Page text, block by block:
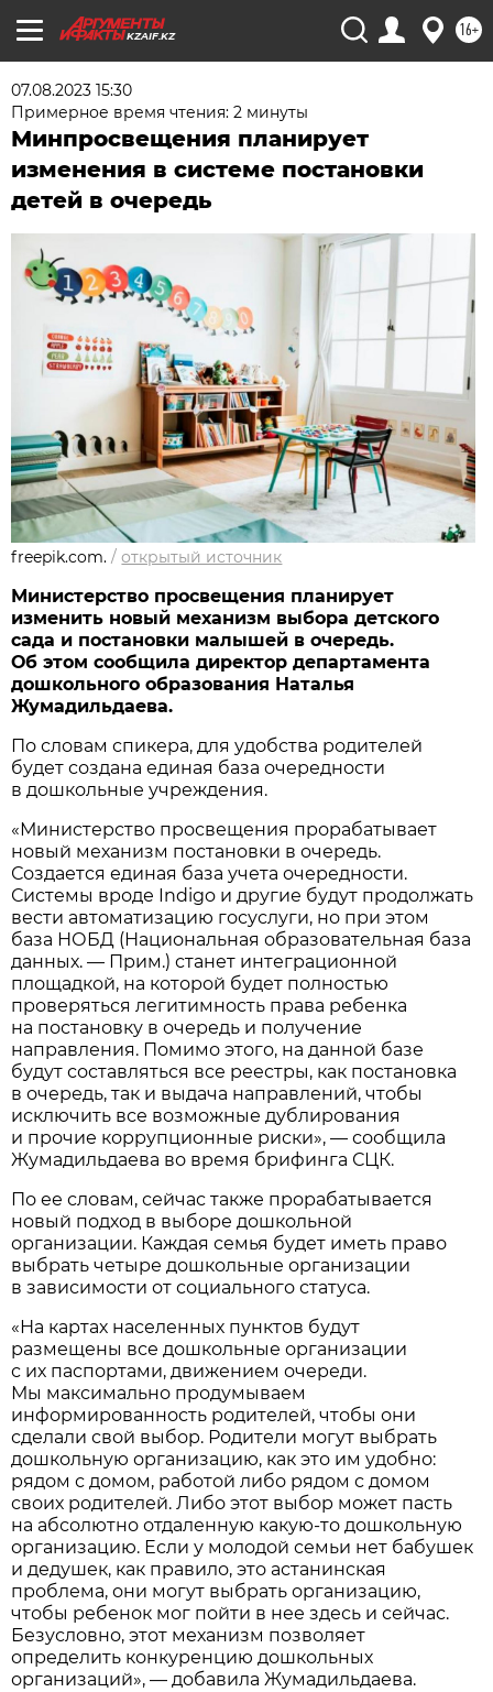
KZAIF.KZ 16+
07.08.2023 15:30
Примерное время чтения: 2 минуты
Минпросвещения планирует
изменения в системе постановки
детей в очередь
freepik.com. /открытый источник
Министерство просвещения планирует
изменить новый механизм выбора детского
сада и постановки малышей в очередь.
Об этом сообщила директор департамента
дошкольного образования Наталья
Жумадильдаева.
По словам спикера, для удобства родителей
будет создана единая база очередности
в дошкольные учреждения.
«Министерство просвещения прорабатывает
новый механизм постановки в очередь.
Создается единая база учета очередности.
Системы вроде Indigo и другие будут продолжать
вести автоматизацию госуслуги, но при этом
база НОБД (Национальная образовательная база
данных. — Прим.) станет интеграционной
площадкой, на которой будет полностью
проверяться легитимность права ребенка
на постановку в очередь и получение
направления. Помимо этого, на данной базе
будут составляться все реестры, как постановка
в очередь, так и выдача направлений, чтобы
исключить все возможные дублирования
и прочие коррупционные риски», — сообщила
Жумадильдаева во время брифинга СЦК.
По ее словам, сейчас также прорабатывается
новый подход в выборе дошкольной
организации. Каждая семья будет иметь право
выбрать четыре дошкольные организации
в зависимости от социального статуса.
«На картах населенных пунктов будут
размещены все дошкольные организации
с их паспортами, движением очереди.
Мы максимально продумываем
информированность родителей, чтобы они
сделали свой выбор. Родители могут выбрать
дошкольную организацию, как это им удобно:
рядом с домом, работой либо рядом с домом
своих родителей. Либо этот выбор может пасть
на абсолютно отдаленную какую-то дошкольную
организацию. Если у молодой семьи нет бабушек
и дедушек, как правило, это астанинская
проблема, они могут выбрать организацию,
чтобы ребенок мог пойти в нее здесь и сейчас.
Безусловно, этот механизм позволяет
определить конкуренцию дошкольных
организаций», — добавила Жумадильдаева.